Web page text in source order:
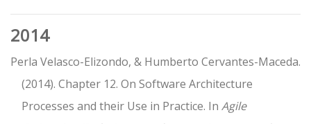
2014
Perla Velasco-Elizondo, & Humberto Cervantes-Maceda.
(2014). Chapter 12. On Software Architecture
Processes and their Use in Practice. In Agile